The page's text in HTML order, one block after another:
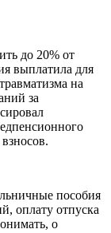
до 20% от
выплатила для
на
за
пособия
оплату отпуска
о